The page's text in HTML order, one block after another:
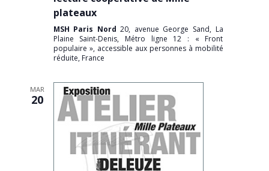
plateaux
MSH Paris Nord20, avenue George Sand, La
Plaine Saint-Denis, Métro ligne 12 : « Front
populaire », accessible aux personnes à mobilité
réduite, France
MAR
20